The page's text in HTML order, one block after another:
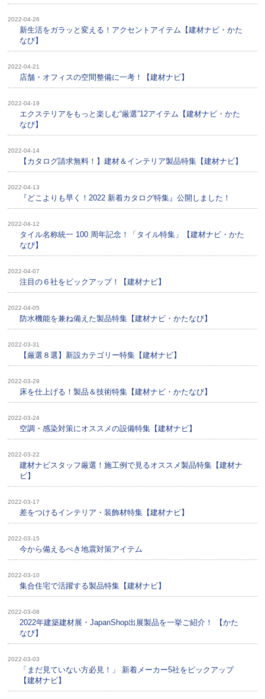
2022-04-26
新生活をガラッと変える！アクセントアイテム【建材ナビ・かた
なび】
2022-04-21
店舗・オフィスの空間整備に一考！【建材ナビ】
2022-04-19
エクステリアをもっと楽しむ“厳選”12アイテム【建材ナビ・かた
なび】
2022-04-14
【カタログ請求無料！】建材＆インテリア製品特集【建材ナビ】
2022-04-13
『どこよりも早く！2022 新着カタログ特集』公開しました！
2022-04-12
タイル名称統一 100 周年記念！「タイル特集」【建材ナビ・かた
なび】
2022-04-07
注目の６社をピックアップ！【建材ナビ】
2022-04-05
防水機能を兼ね備えた製品特集【建材ナビ・かたなび】
2022-03-31
【厳選８選】新設カテゴリー特集【建材ナビ】
2022-03-29
床を仕上げる！製品＆技術特集【建材ナビ・かたなび】
2022-03-24
空調・感染対策にオススメの設備特集【建材ナビ】
2022-03-22
建材ナビスタッフ厳選！施工例で見るオススメ製品特集【建材ナ
ビ】
2022-03-17
差をつけるインテリア・装飾材特集【建材ナビ】
2022-03-15
今から備えるべき地震対策アイテム
2022-03-10
集合住宅で活躍する製品特集【建材ナビ】
2022-03-08
2022年建築建材展・JapanShop出展製品を一挙ご紹介！ 【かた
なび】
2022-03-03
「まだ見ていない方必見！」 新着メーカー5社をピックアップ
【建材ナビ】